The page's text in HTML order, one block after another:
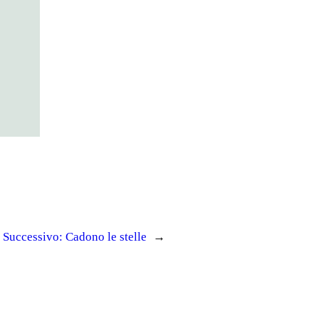
Successivo: Cadono le stelle →